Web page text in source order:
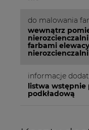
do malowania
wewnątrz
farbami
informacje
listwa
podkładową